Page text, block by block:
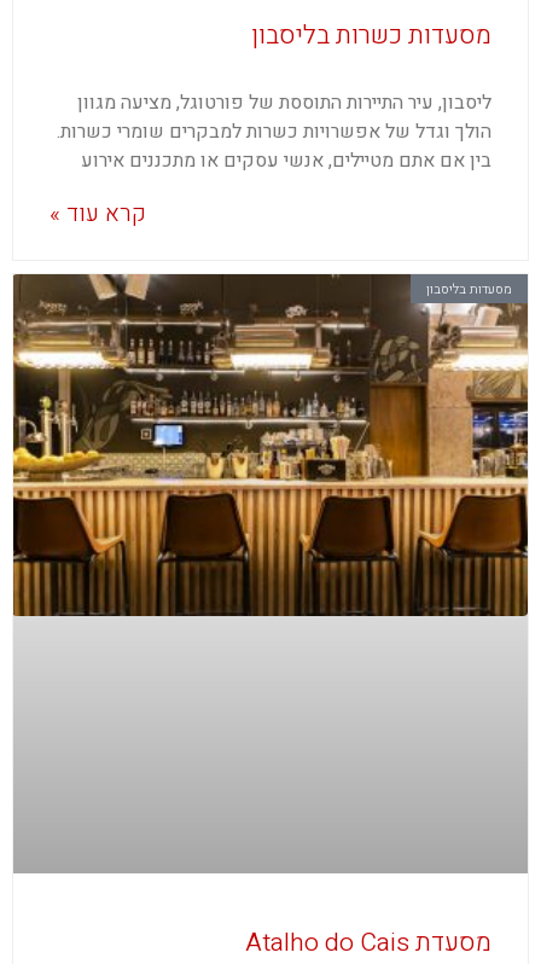
מסעדות כשרות בליסבון
ליסבון, עיר התיירות התוססת של פורטוגל, מציעה מגוון
הולך וגדל של אפשרויות כשרות למבקרים שומרי כשרות.
בין אם אתם מטיילים, אנשי עסקים או מתכננים אירוע
קרא עוד »
מסעדות בליסבון
מסעדת Atalho do Cais